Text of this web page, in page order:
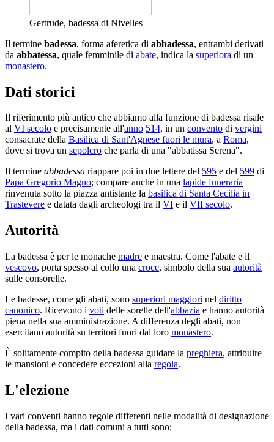
Gertrude, badessa di Nivelles
Il termine badessa, forma aferetica di abbadessa, entrambi derivati
da abbatessa, quale femminile di abate, indica la superiora di un
monastero.
Dati storici
Il riferimento più antico che abbiamo alla funzione di badessa risale
al VI secolo e precisamente all'anno 514, in un convento di vergini
consacrate della Basilica di Sant'Agnese fuori le mura, a Roma,
dove si trova un sepolcro che parla di una "abbatissa Serena".
Il termine abbadessa riappare poi in due lettere del 595 e del 599 di
Papa Gregorio Magno; compare anche in una lapide funeraria
rinvenuta sotto la piazza antistante la basilica di Santa Cecilia in
Trastevere e datata dagli archeologi tra il VI e il VII secolo.
Autorità
La badessa è per le monache madre e maestra. Come l'abate e il
vescovo, porta spesso al collo una croce, simbolo della sua autorità
sulle consorelle.
Le badesse, come gli abati, sono superiori maggiori nel diritto
canonico. Ricevono i voti delle sorelle dell'abbazia e hanno autorità
piena nella sua amministrazione. A differenza degli abati, non
esercitano autorità su territori fuori dal loro monastero.
È solitamente compito della badessa guidare la preghiera, attribuire
le mansioni e concedere eccezioni alla regola.
L'elezione
I vari conventi hanno regole differenti nelle modalità di designazione
della badessa, ma i dati comuni a tutti sono: